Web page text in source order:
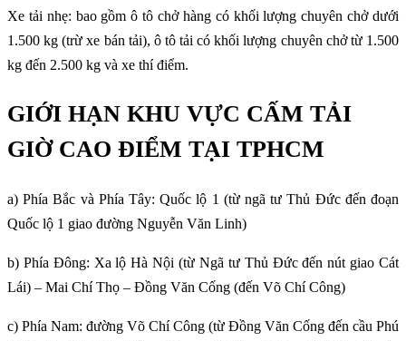
Xe tải nhẹ: bao gồm ô tô chở hàng có khối lượng chuyên chở dưới
1.500 kg (trừ xe bán tải), ô tô tải có khối lượng chuyên chở từ 1.500
kg đến 2.500 kg và xe thí điểm.
GIỚI HẠN KHU VỰC CẤM TẢI
GIỜ CAO ĐIỂM TẠI TPHCM
a) Phía Bắc và Phía Tây: Quốc lộ 1 (từ ngã tư Thủ Đức đến đoạn
Quốc lộ 1 giao đường Nguyễn Văn Linh)
b) Phía Đông: Xa lộ Hà Nội (từ Ngã tư Thủ Đức đến nút giao Cát
Lái) – Mai Chí Thọ – Đồng Văn Cống (đến Võ Chí Công)
c) Phía Nam: đường Võ Chí Công (từ Đồng Văn Cống đến cầu Phú